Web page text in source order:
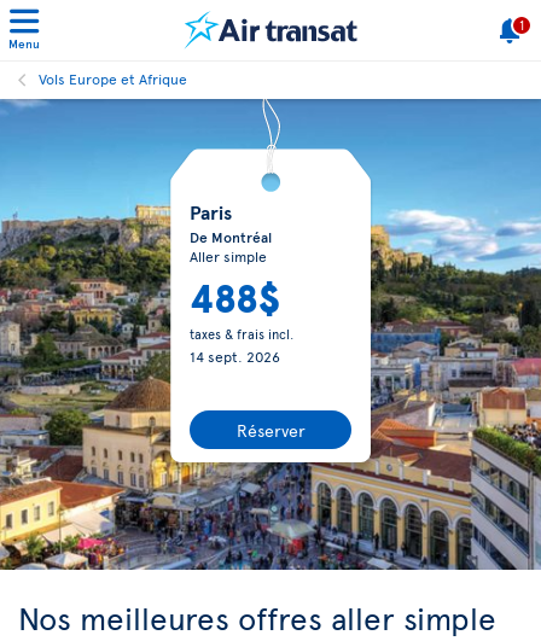
Menu
1
Vols Europe et Afrique
Paris
De Montréal
Aller simple
488$
taxes & frais incl.
14 sept. 2026
Réserver
Nos meilleures offres aller simple